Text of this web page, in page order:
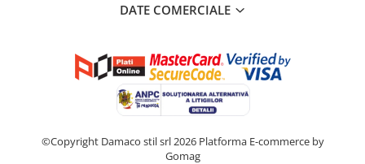
DATE COMERCIALE
©Copyright Damaco stil srl 2026 Platforma E-commerce by
Gomag